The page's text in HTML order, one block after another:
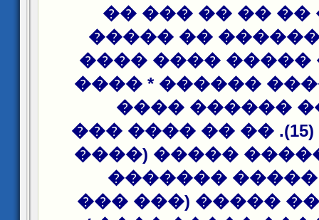
������ �� ��
����� � ������
(������� �����
��� ��� ����
���� ��
������� ) (15). �� �� ���� ���
(��� ��� �����
��� �� �����
������� ��